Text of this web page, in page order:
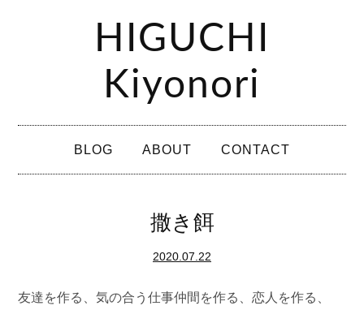
HIGUCHI
Kiyonori
イ
ー
BLOG ABOUT CONTACT
撒き餌
2020.07.22
友達を作る、気の合う仕事仲間を作る、恋人を作る、